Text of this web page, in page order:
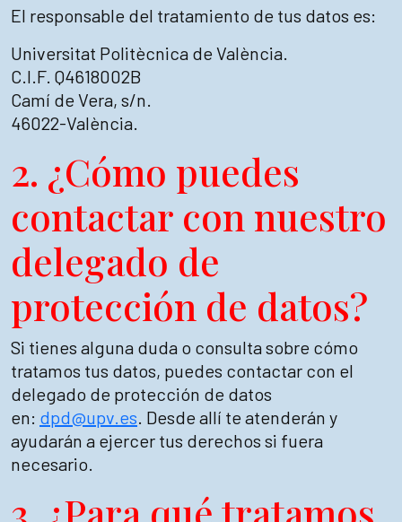
El responsable del tratamiento de tus datos es:
Universitat Politècnica de València.
C.I.F. Q4618002B
Camí de Vera, s/n.
46022-València.
2. ¿Cómo puedes
contactar con nuestro
delegado de
protección de datos?
Si tienes alguna duda o consulta sobre cómo
tratamos tus datos, puedes contactar con el
delegado de protección de datos
en: dpd@upv.es. Desde allí te atenderán y
ayudarán a ejercer tus derechos si fuera
necesario.